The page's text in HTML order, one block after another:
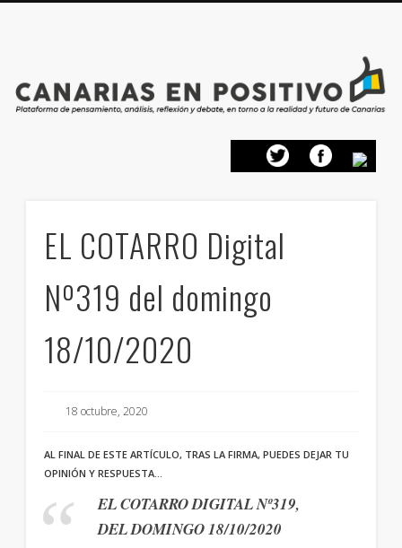
EL COTARRO Digital
Nº319 del domingo
18/10/2020
18 octubre, 2020
AL FINAL DE ESTE ARTÍCULO, TRAS LA FIRMA, PUEDES DEJAR TU
OPINIÓN Y RESPUESTA…
EL COTARRO DIGITAL Nº319,
DEL DOMINGO 18/10/2020